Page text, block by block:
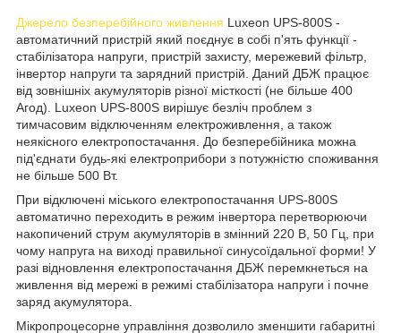
Джерело безперебійного живлення Luxeon UPS-800S -
автоматичний пристрій який поєднує в собі п'ять функції -
стабілізатора напруги, пристрій захисту, мережевий фільтр,
інвертор напруги та зарядний пристрій. Даний ДБЖ працює
від зовнішніх акумуляторів різної місткості (не більше 400
Агод). Luxeon UPS-800S вирішує безліч проблем з
тимчасовим відключенням електроживлення, а також
неякісного електропостачання. До безперебійника можна
під'єднати будь-які електроприбори з потужністю споживання
не більше 500 Вт.
При відключені міського електропостачання UPS-800S
автоматично переходить в режим інвертора перетворюючи
накопичений струм акумуляторів в змінний 220 В, 50 Гц, при
чому напруга на виході правильної синусоїдальної форми! У
разі відновлення електропостачання ДБЖ перемкнеться на
живлення від мережі в режимі стабілізатора напруги і почне
заряд акумулятора.
Мікропроцесорне управління дозволило зменшити габаритні